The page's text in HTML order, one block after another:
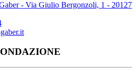
- Via Giulio Bergonzoli, 1 - 20127